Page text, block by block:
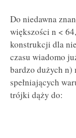
Do niedawna
większości n <
konstrukcji dla
czasu wiadomo
bardzo dużych n)
spełniających
trójki dąży do: